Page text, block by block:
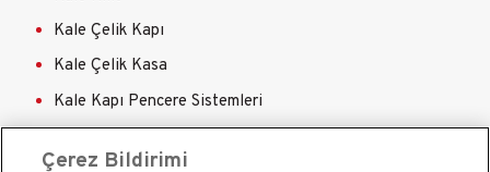
Kale Çelik Kapı
Kale Çelik Kasa
Kale Kapı Pencere Sistemleri
Çerez Bildirimi